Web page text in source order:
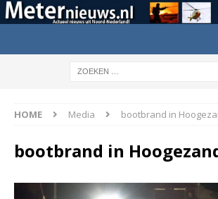
HOME Media bootbrand in
bootbrand in